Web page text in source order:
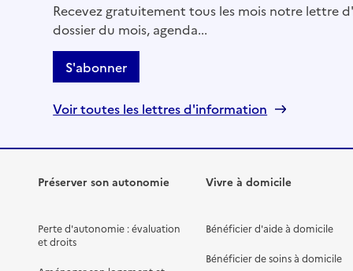
Recevez gratuitement tous les mois notre lettre
dossier du mois, agenda...
S'abonner
Voir toutes les lettres d'information
Préserver son autonomie
Perte d'autonomie : évaluation
et droits
Vivre à domicile
Bénéficier d'aide à domicile
Bénéficier de soins à domicile